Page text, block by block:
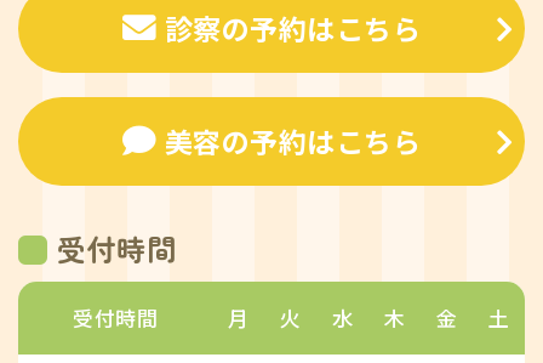
診察の予約はこちら
美容の予約はこちら
受付時間
受付時間 月 火 水 木 金 土